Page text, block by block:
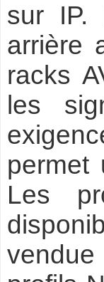
sur IP.
arrière
racks
les
permet
Les